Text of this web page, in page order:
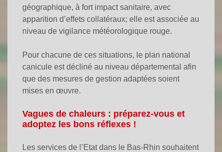
géographique, à fort impact sanitaire, avec
apparition d’effets collatéraux; elle est associée au
niveau de vigilance météorologique rouge.
Pour chacune de ces situations, le plan national
canicule est décliné au niveau départemental afin
que des mesures de gestion adaptées soient
mises en œuvre.
Vagues de chaleurs : préparez-vous et
adoptez les bons réflexes !
Les services de l’Etat dans le Bas-Rhin souhaitent